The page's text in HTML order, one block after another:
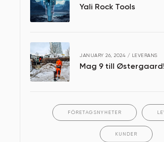
Yali Rock Tools
JANUARY 26, 2024 / LEVERANS
Mag 9 till Østergaard!
FÖRETAGSNYHETER
KUNDER